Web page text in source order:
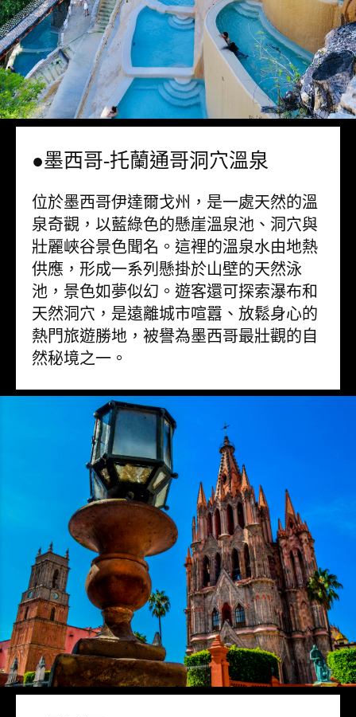
●墨西哥-托蘭通哥洞穴溫泉
位於墨西哥伊達爾戈州，是一處天然的溫
泉奇觀，以藍綠色的懸崖溫泉池、洞穴與
壯麗峽谷景色聞名。這裡的溫泉水由地熱
供應，形成一系列懸掛於山壁的天然泳
池，景色如夢似幻。遊客還可探索瀑布和
天然洞穴，是遠離城市喧囂、放鬆身心的
熱門旅遊勝地，被譽為墨西哥最壯觀的自
然秘境之一。